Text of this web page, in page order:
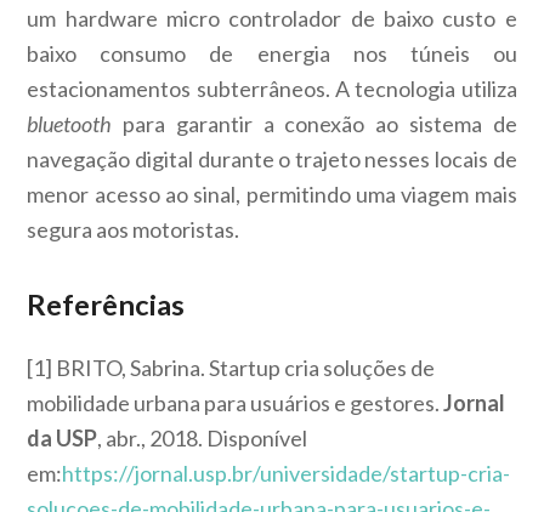
um hardware micro controlador de baixo custo e
baixo consumo de energia nos túneis ou
estacionamentos subterrâneos. A tecnologia utiliza
bluetooth para garantir a conexão ao sistema de
navegação digital durante o trajeto nesses locais de
menor acesso ao sinal, permitindo uma viagem mais
segura aos motoristas.
Referências
[1] BRITO, Sabrina. Startup cria soluções de
mobilidade urbana para usuários e gestores.Jornal
da USP, abr., 2018. Disponível
em:https://jornal.usp.br/universidade/startup-cria-